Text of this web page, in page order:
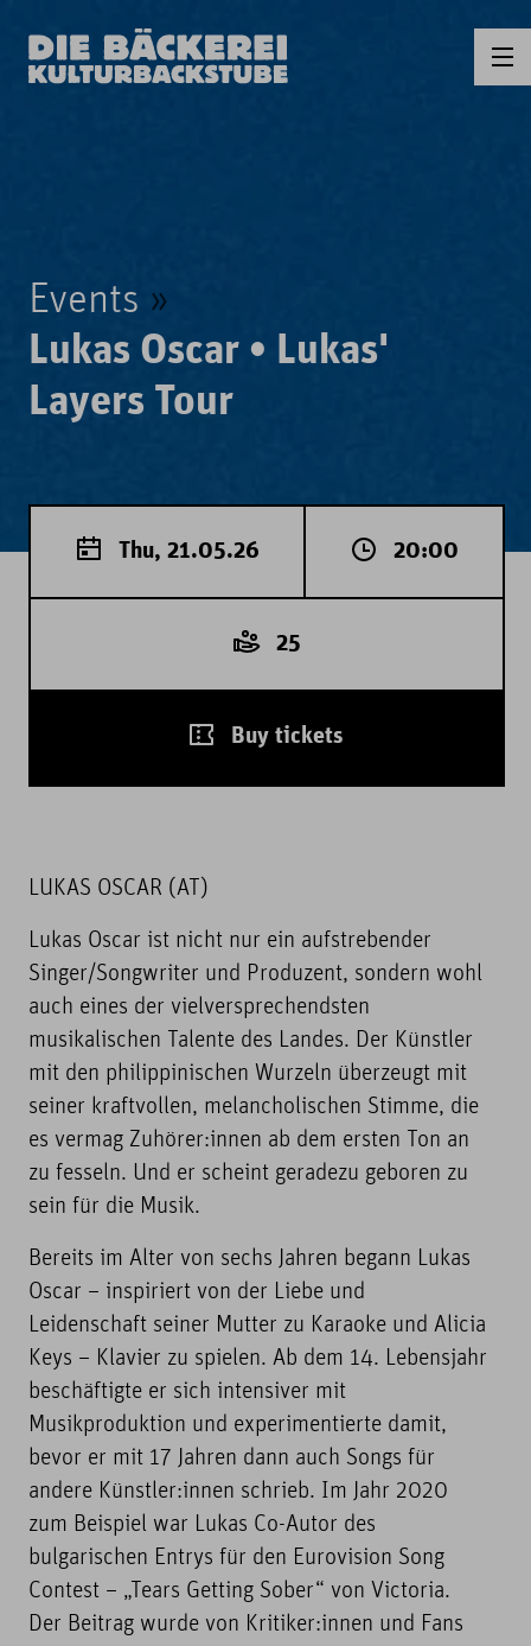
Events
Lukas Oscar • Lukas'
Layers Tour
Thu, 21.05.26 20:00
25
Buy tickets
LUKAS OSCAR (AT)
Lukas Oscar ist nicht nur ein aufstrebender
Singer/Songwriter und Produzent, sondern wohl
auch eines der vielversprechendsten
musikalischen Talente des Landes. Der Künstler
mit den philippinischen Wurzeln überzeugt mit
seiner kraftvollen, melancholischen Stimme, die
es vermag Zuhörer:innen ab dem ersten Ton an
zu fesseln. Und er scheint geradezu geboren zu
sein für die Musik.
Bereits im Alter von sechs Jahren begann Lukas
Oscar – inspiriert von der Liebe und
Leidenschaft seiner Mutter zu Karaoke und Alicia
Keys – Klavier zu spielen. Ab dem 14. Lebensjahr
beschäftigte er sich intensiver mit
Musikproduktion und experimentierte damit,
bevor er mit 17 Jahren dann auch Songs für
andere Künstler:innen schrieb. Im Jahr 2020
zum Beispiel war Lukas Co-Autor des
bulgarischen Entrys für den Eurovision Song
Contest – „Tears Getting Sober“ von Victoria.
Der Beitrag wurde von Kritiker:innen und Fans